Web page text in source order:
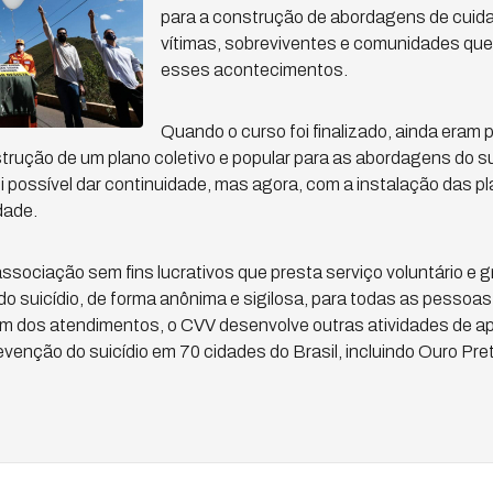
para a construção de abordagens de
vítimas, sobreviventes e comunidades
esses acontecimentos.
Quando o curso foi finalizado, ainda eram
de um plano coletivo e popular para as abordagens do
possível dar continuidade, mas agora, com a instalação das
sem fins lucrativos que presta serviço voluntário e
suicídio, de forma anônima e sigilosa, para todas as
dos atendimentos, o CVV desenvolve outras atividades de
do suicídio em 70 cidades do Brasil, incluindo Ouro